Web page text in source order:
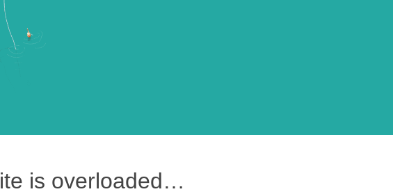
is overloaded…